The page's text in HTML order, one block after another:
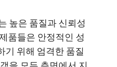
높은 품질과 신뢰성
품들은 안정적인 성
기 위해 엄격한 품질